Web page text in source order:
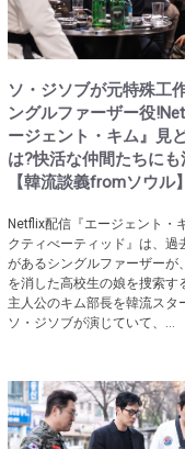
ソ・ジソブが元特殊工
ングルファーザー役
ージェント・キム』見
は?快活な仲間たちにも
【韓流談義fromソウル】
Netflix配信『エージェント・
クティべーティッド』は、過
があるシングルファーザーが
を消した高校生の娘を捜索す
主人公のキム部長を韓流スタ
ソ・ジソブが演じていて、...